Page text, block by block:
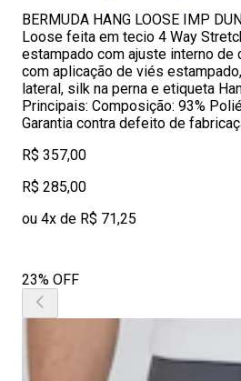
BERMUDA HANG LOOSE IMP
Loose feita em tecio 4 Way
estampado com ajuste interno de
com aplicação de viés
lateral, silk na perna e etiqueta
Principais: Composição: 93%
Garantia contra defeito de
R$ 357,00
R$ 285,00
ou 4x de R$ 71,25
23% OFF